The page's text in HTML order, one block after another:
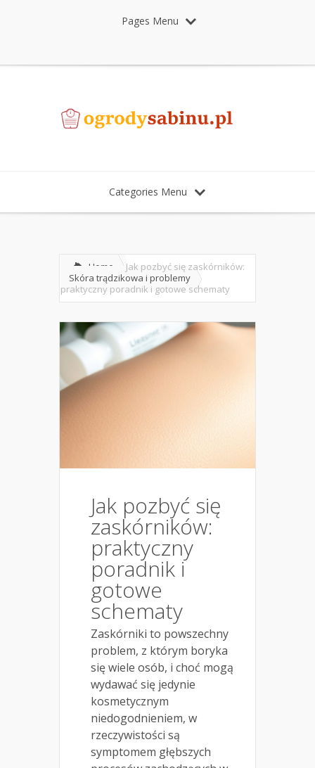
Pages Menu
Categories Menu
Home
Skóra trądzikowa i problemy
Jak pozbyć się zaskórników:
praktyczny poradnik i gotowe schematy
Jak pozbyć się
zaskórników:
praktyczny
poradnik i
gotowe
schematy
Zaskórniki to powszechny
problem, z którym boryka
się wiele osób, i choć mogą
wydawać się jedynie
kosmetycznym
niedogodnieniem, w
rzeczywistości są
symptomem głębszych